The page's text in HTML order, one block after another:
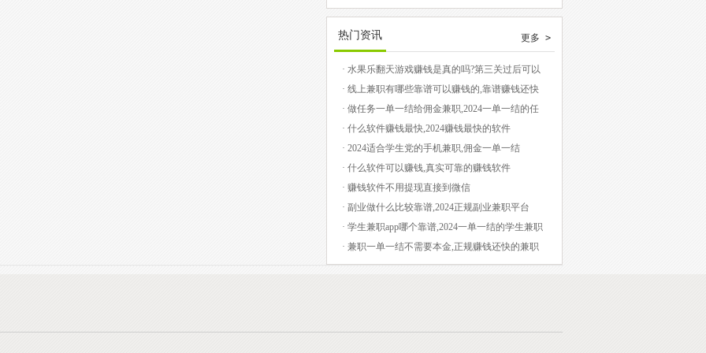
因此，悬赏任务也逐渐转向手机平台。随着手机
应用程序的增多，手机上的悬赏任务也变得更加
普遍。因此，各大平台也纷纷推出了自己的悬赏
任务应用程序。本文将介绍国内最受欢迎和最热
门的手机悬赏任务赚钱应用程序，以帮助用户选
择适合自己的平台。 事实上，我们都知道，悬
赏任务的需求类型并不多，大多数任务也是相似
的。对于手机赚钱而言，我们最需要的是一个长
期稳定的平台。只要在手机上安装3-5个可靠的应
用程序，就能满足我们的需求了。
热门资讯 更多 >
· 水果乐翻天游戏赚钱是真的吗?第三关过后可以
提现吗?
· 线上兼职有哪些靠谱可以赚钱的,靠谱赚钱还快
的线上兼职
· 做任务一单一结给佣金兼职,2024一单一结的任
务平台
· 什么软件赚钱最快,2024赚钱最快的软件
· 2024适合学生党的手机兼职,佣金一单一结
· 什么软件可以赚钱,真实可靠的赚钱软件
· 赚钱软件不用提现直接到微信
· 副业做什么比较靠谱,2024正规副业兼职平台
· 学生兼职app哪个靠谱,2024一单一结的学生兼职
app
· 兼职一单一结不需要本金,正规赚钱还快的兼职